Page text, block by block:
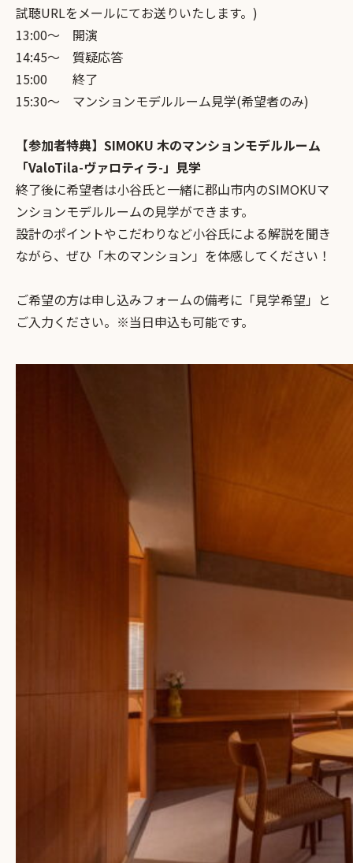
試聴URLをメールにてお送りいたします。)
13:00〜 開演
14:45〜 質疑応答
15:00 終了
15:30〜 マンションモデルルーム見学(希望者のみ)
【参加者特典】SIMOKU 木のマンションモデルルーム
「ValoTila-ヴァロティラ-」見学
終了後に希望者は小谷氏と一緒に郡山市内のSIMOKUマ
ンションモデルルームの見学ができます。
設計のポイントやこだわりなど小谷氏による解説を聞き
ながら、ぜひ「木のマンション」を体感してください！
ご希望の方は申し込みフォームの備考に「見学希望」と
ご入力ください。※当日申込も可能です。